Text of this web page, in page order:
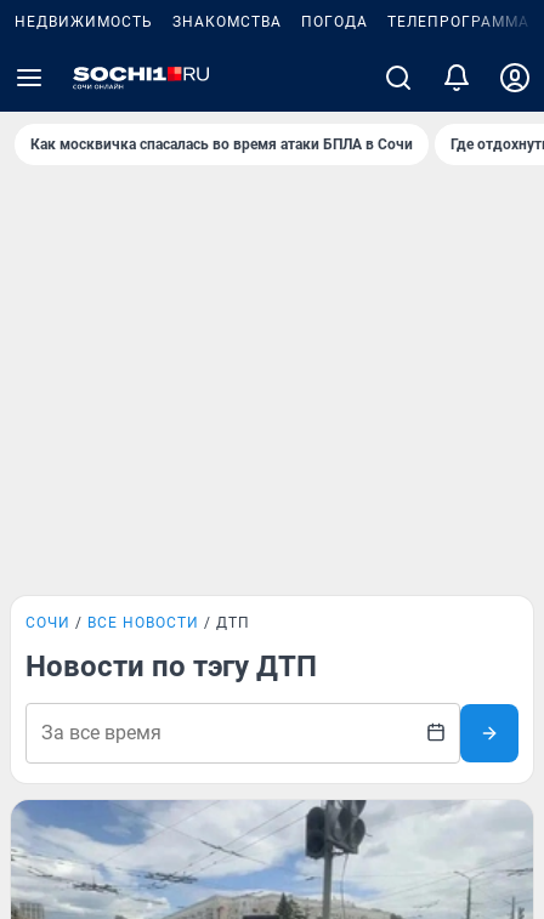
НЕДВИЖИМОСТЬ ЗНАКОМСТВА ПОГОДА ТЕЛЕПРОГРАММА
Как москвичка спасалась во время атаки БПЛА в Сочи Где
СОЧИ ВСЕ НОВОСТИ ДТП
Новости по тэгу ДТП